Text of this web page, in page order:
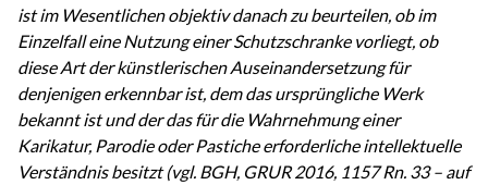
ist im Wesentlichen objektiv danach zu beurteilen, ob im
Einzelfall eine Nutzung einer Schutzschranke vorliegt, ob
diese Art der künstlerischen Auseinandersetzung für
denjenigen erkennbar ist, dem das ursprüngliche Werk
bekannt ist und der das für die Wahrnehmung einer
Karikatur, Parodie oder Pastiche erforderliche intellektuelle
Verständnis besitzt (vgl. BGH, GRUR 2016, 1157 Rn. 33 – auf